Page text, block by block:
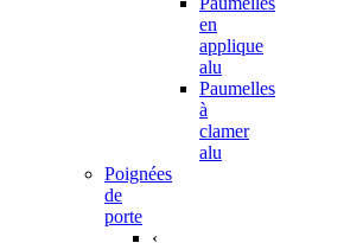
en
applique
alu
Paumelles
à
clamer
alu
Poignées
de
porte
‹